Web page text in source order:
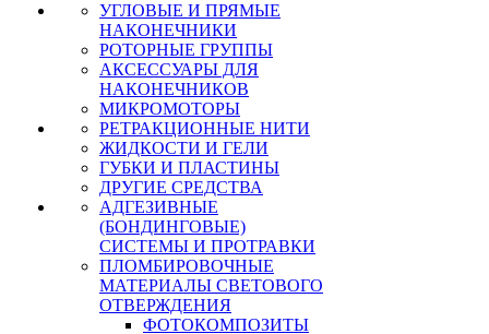
УГЛОВЫЕ И ПРЯМЫЕ
НАКОНЕЧНИКИ
РОТОРНЫЕ ГРУППЫ
АКСЕССУАРЫ ДЛЯ
НАКОНЕЧНИКОВ
МИКРОМОТОРЫ
РЕТРАКЦИОННЫЕ НИТИ
ЖИДКОСТИ И ГЕЛИ
ГУБКИ И ПЛАСТИНЫ
ДРУГИЕ СРЕДСТВА
АДГЕЗИВНЫЕ
(БОНДИНГОВЫЕ)
СИСТЕМЫ И ПРОТРАВКИ
ПЛОМБИРОВОЧНЫЕ
МАТЕРИАЛЫ СВЕТОВОГО
ОТВЕРЖДЕНИЯ
ФОТОКОМПОЗИТЫ